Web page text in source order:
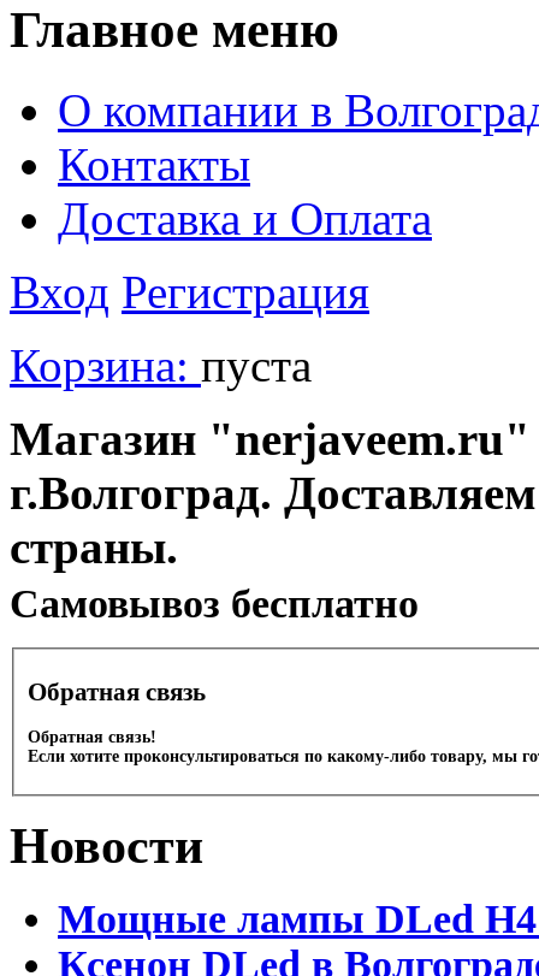
Главное меню
О компании в
Контакты
Доставка и Оплата
Вход Регистрация
Корзина: пуста
Магазин "nerjaveem.ru"
г.Волгоград.
страны.
Cамовывоз бесплатно
Обратная связь
Обратная связь!
Если хотите проконсультироваться по какому-либо товару, мы
Новости
Мощные лампы DLed H4
Ксенон DLed в